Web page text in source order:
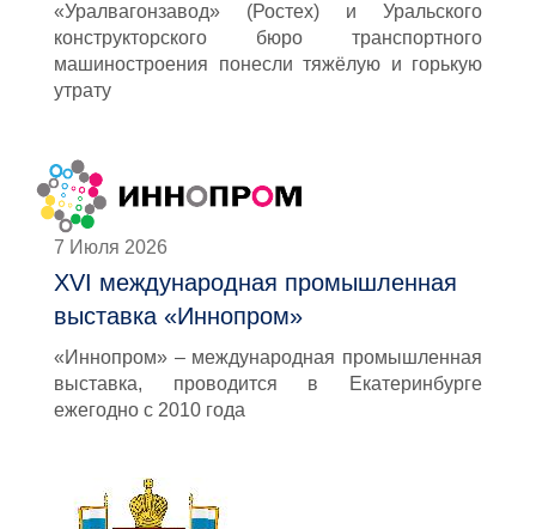
«Уралвагонзавод» (Ростех) и Уральского
конструкторского бюро транспортного
машиностроения понесли тяжёлую и горькую
утрату
7 Июля 2026
XVI международная промышленная
выставка «Иннопром»
«Иннопром» – международная промышленная
выставка, проводится в Екатеринбурге
ежегодно с 2010 года